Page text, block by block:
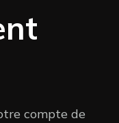
compte de